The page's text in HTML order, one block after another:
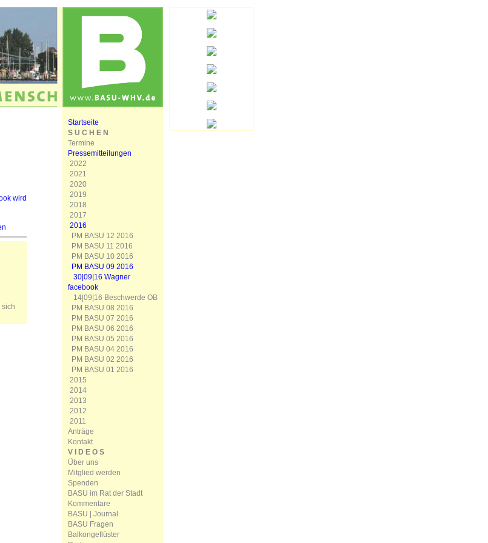
wird
sich
Startseite
S U C H E N
Termine
Pressemitteilungen
2022
2021
2020
2019
2018
2017
2016
PM BASU 12 2016
PM BASU 11 2016
PM BASU 10 2016
PM BASU 09 2016
30|09|16 Wagner
facebook
14|09|16 Beschwerde OB
PM BASU 08 2016
PM BASU 07 2016
PM BASU 06 2016
PM BASU 05 2016
PM BASU 04 2016
PM BASU 02 2016
PM BASU 01 2016
2015
2014
2013
2012
2011
Anträge
Kontakt
V I D E O S
Über uns
Mitglied werden
Spenden
BASU im Rat der Stadt
Kommentare
BASU | Journal
BASU Fragen
Balkongeflüster